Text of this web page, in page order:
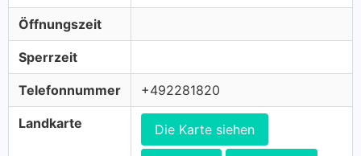
Öffnungszeit
Sperrzeit
Telefonnummer +492281820
Landkarte Die Karte siehen